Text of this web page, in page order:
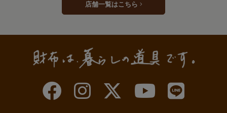
店舗一覧はこちら